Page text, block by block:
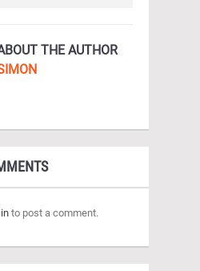
THE AUTHOR
to post a comment.